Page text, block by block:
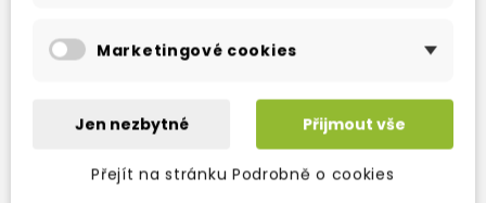
TAKÉ DOPORUČUJEME
Marketingové cookies
Jen nezbytné Přijmout vše
Přejít na stránku Podrobně o cookies